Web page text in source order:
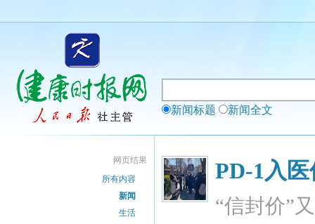
新闻标题 新闻全文
网页结果
所有内容
新闻
生活
PD-1入
“信封价”